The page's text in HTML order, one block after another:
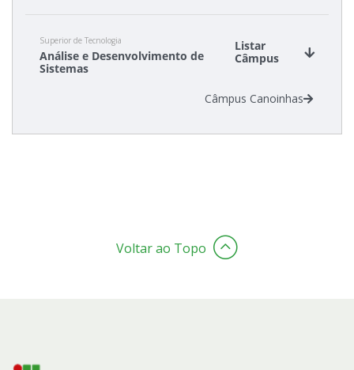
Superior de Tecnologia
Análise e Desenvolvimento de
Sistemas
Listar
Câmpus
Câmpus Canoinhas
Voltar ao Topo